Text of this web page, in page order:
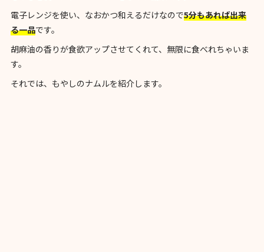
電子レンジを使い、なおかつ和えるだけなので5分もあれば出来
る一品です。
胡麻油の香りが食欲アップさせてくれて、無限に食べれちゃいま
す。
それでは、もやしのナムルを紹介します。